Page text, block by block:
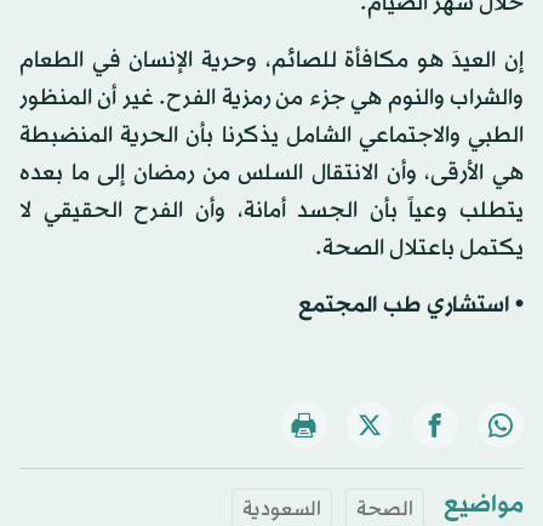
إن العيدَ هو مكافأة للصائم، وحرية الإنسان في الطعام
والشراب والنوم هي جزء من رمزية الفرح. غير أن المنظور
الطبي والاجتماعي الشامل يذكرنا بأن الحرية المنضبطة
هي الأرقى، وأن الانتقال السلس من رمضان إلى ما بعده
يتطلب وعياً بأن الجسد أمانة، وأن الفرح الحقيقي لا
يكتمل باعتلال الصحة.
• استشاري طب المجتمع
مواضيع الصحة السعودية